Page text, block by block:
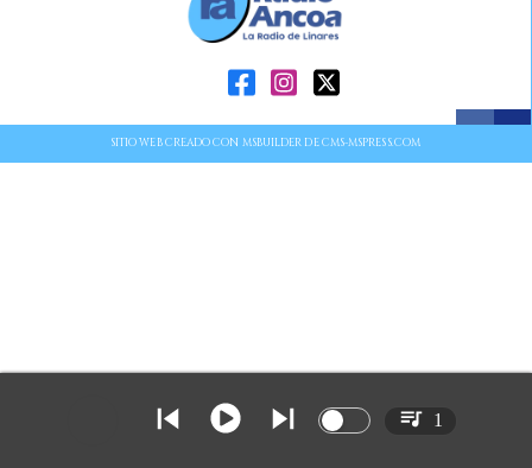
SITIO WEB CREADO CON MSBUILDER DE CMS-MSPRESS.COM
1